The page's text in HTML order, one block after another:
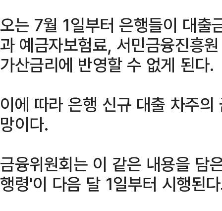
오는 7월 1일부터 은행들이 대출
과 예금자보험료, 서민금융진흥
가산금리에 반영할 수 없게 된다.
이에 따라 은행 신규 대출 차주
망이다.
금융위원회는 이 같은 내용을 담
행령'이 다음 달 1일부터 시행된